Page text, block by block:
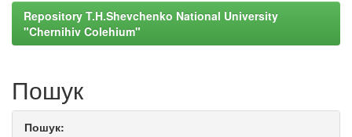
Repository T.H.Shevchenko National University
"Chernihiv Colehium"
Пошук
Пошук: